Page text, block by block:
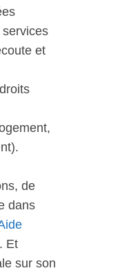
et
de
dans
Et
sur son